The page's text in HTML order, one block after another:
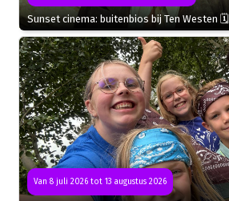
Sunset cinema: buitenbios bij Ten Westen 🗓
Van 8 juli 2026 tot 13 augustus 2026